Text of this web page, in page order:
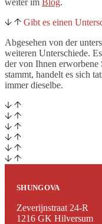
Gibt es einen
Abgesehen von der
weiteren Unterschiede.
der von Ihnen erworbene
stammt, handelt es sich
immer dieselbe.
SHUNGOVA
Zeverijnstraat 24-R
1216 GK Hilversum